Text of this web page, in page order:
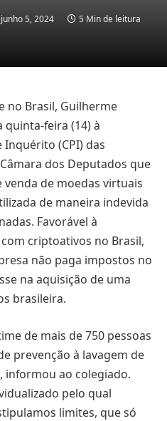
junho 5, 2024 5 Min de leitura
no Brasil, Guilherme
quinta-feira (14) à
(CPI) das
dos Deputados que
de moedas virtuais
de maneira indevida
Favorável à
criptoativos no Brasil,
não paga impostos no
na aquisição de uma
brasileira.
de mais de 750 pessoas
prevenção à lavagem de
informou ao colegiado.
pelo qual
limites, que só